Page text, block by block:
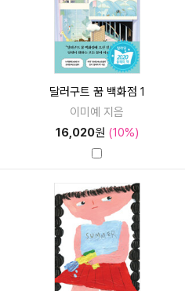
달러구트 꿈 백화점 1
이미예 지음
16,020원 (10%)